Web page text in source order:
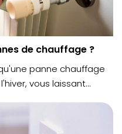
de chauffage ?
panne chauffage
vous laissant...